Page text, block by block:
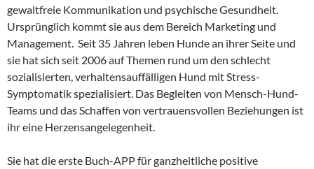
gewaltfreie Kommunikation und psychische Gesundheit.
Ursprünglich kommt sie aus dem Bereich Marketing und
Management. Seit 35 Jahren leben Hunde an ihrer Seite und
sie hat sich seit 2006 auf Themen rund um den schlecht
sozialisierten, verhaltensauffälligen Hund mit Stress-
Symptomatik spezialisiert. Das Begleiten von Mensch-Hund-
Teams und das Schaffen von vertrauensvollen Beziehungen ist
ihr eine Herzensangelegenheit.
Sie hat die erste Buch-APP für ganzheitliche positive